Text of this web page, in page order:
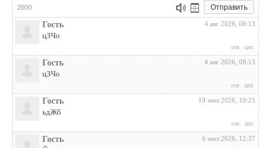
Отправить
2000
Гость 4 авг 2026, 08:13
цЗЧо
отв. цит.
Гость 4 авг 2026, 08:13
цЗЧо
отв. цит.
Гость 19 июл 2026, 10:25
ьдЖб
отв. цит.
Гость 6 июл 2026, 12:37